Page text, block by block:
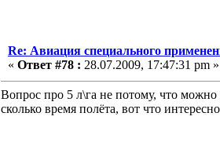
Re: Авиация специального
« Ответ #78 : 28.07.2009, 17:47:31 pm »
Вопрос про 5 л\га не потому, что
сколько время полёта, вот что